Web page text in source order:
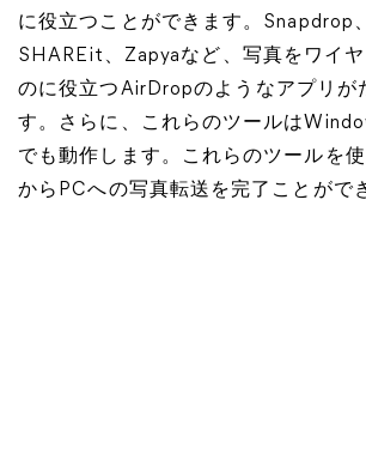
に役立つことができます。Snapdrop
SHAREit、Zapyaなど、写真をワイ
のに役立つAirDropのようなアプリが
す。さらに、これらのツールは
でも動作します。これらのツールを
からPCへの写真転送を完了ことがで